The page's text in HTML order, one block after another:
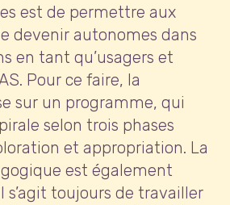
est de permettre aux
devenir autonomes dans
en tant qu’usagers et
Pour ce faire, la
sur un programme, qui
selon trois phases
et appropriation. La
est également
s’agit toujours de travailler